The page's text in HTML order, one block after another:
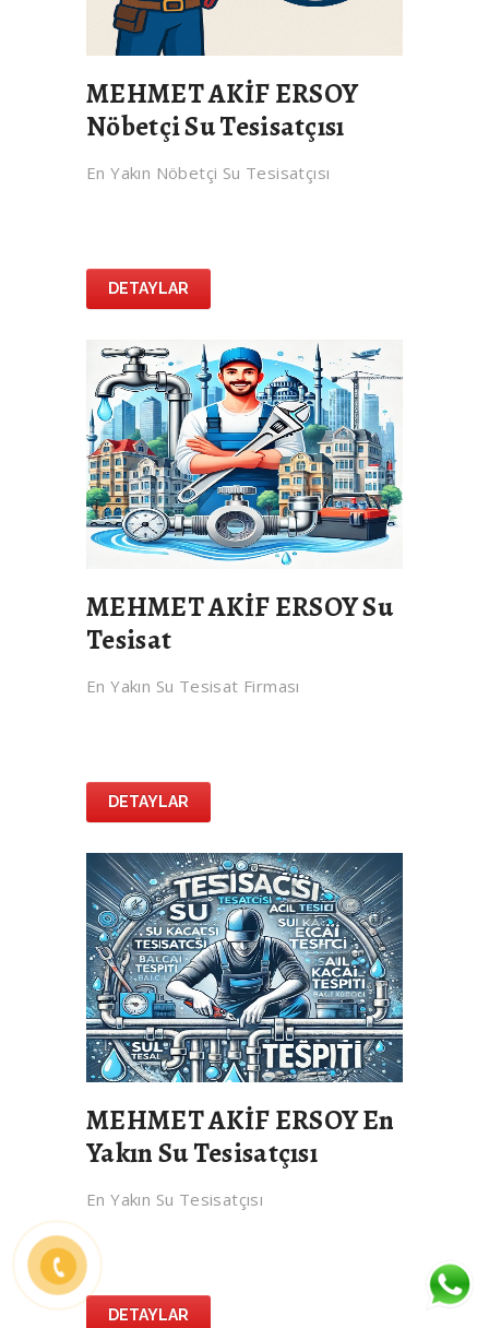
MEHMET AKİF ERSOY
Nöbetçi Su Tesisatçısı
En Yakın Nöbetçi Su Tesisatçısı
DETAYLAR
MEHMET AKİF ERSOY Su
Tesisat
En Yakın Su Tesisat Firması
DETAYLAR
MEHMET AKİF ERSOY En
Yakın Su Tesisatçısı
En Yakın Su Tesisatçısı
DETAYLAR